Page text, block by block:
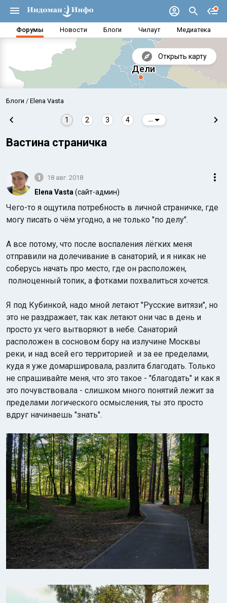
Форумы Новости Блоги Чилаут Медиатека
Открыть карту
Аравийское море
Индийский океан
Блоги Elena Vasta
1 2 3 4
Вастина страничка
1 18 авг. 2018
Elena Vasta (сайт-админ)
Чего-то я ощутила потребность в личной страничке, где
могу писать о чём угодно, а не только "по делу".
А все потому, что после воспаления лёгких меня
отправили на долечивание в санаторий, и я никак не
соберусь начать про место, где он расположен,
полноценный топик, а фотками похвалиться хочется.
Я под Кубинкой, надо мной летают "Русские витязи", но
это не раздражает, так как летают они час в день и
просто ух чего вытворяют в небе. Санаторий
расположен в сосновом бору на излучине Москвы
реки, и над всей его территорией и за ее пределами,
куда я уже домаршировала, разлита благодать. Только
не спрашивайте меня, что это такое - "благодать" и как я
это почувствовала - слишком много понятий лежит за
пределами логического осмысления, ты это просто
вдруг начинаешь "знать".